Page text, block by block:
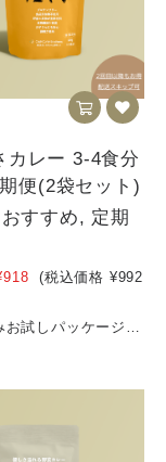
カレー 3-4食分
便(2袋セット)
すすめ, 定期
(税込価格 ¥992
★初回のみお試しパッケージで1袋かつ20%OFF! 992円(税込) ２回目以降は通常通り2袋セットで2,356円（5%OFF）となります※定期便の配送頻度は30・60・90日からお選びいただけます（マイページにていつでも変更可能）★食品添加物不使用＆グルテンフリー★１食248円★消費税8％★4,500円以上のご購入で送料無料 ★定期購入のスキップはマイページからいつでもできます！【商品名】やさやさカレー（3～4食分）【内容量】120g【名称 】 カレーフレーク【原材料名】野菜（たまねぎ、にんじん、しょうが）、炒め玉葱（国内製造）、カレー粉、トマトペースト、砂糖、黒糖、チーズ、食塩、バター、ビーフエキス、りんご、牛脂、チャツネ、すりにんにく、マンゴー、はちみつ、ミルポアパウダー、ぶどう酢、香味油、ドライトマトエキス、（一部乳成分・牛肉・大豆・バナナ・りんごを含む）【賞味期限期間】製造から10か月【保存方法】高温多湿を避けて保存してください【発送方法】クリックポスト、宅急便等栄養成分表示（100gあたり）エネルギー 397kcalタンパク質 7.4g脂質 17.4g炭水化物 57.4g（糖質48.0g、食物繊維9.4g）食塩相当量 8.3g※数量限定販売ですので、無くなり次第受付終了とさせていただきます※30〜40gがおよそ一食分です